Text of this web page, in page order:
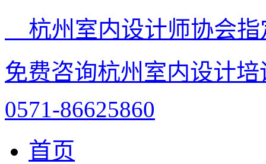
杭州室内设计师协会
免费咨询杭州室内设计
0571-86625860
首页